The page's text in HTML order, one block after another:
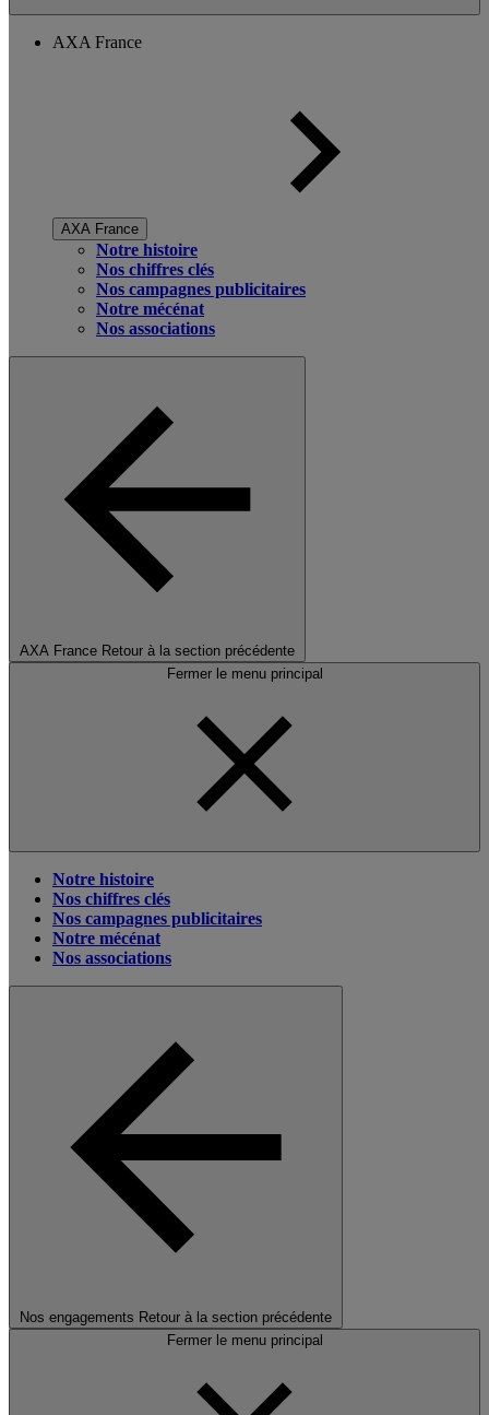
AXA France
AXA France
Notre histoire
Nos chiffres clés
Nos campagnes publicitaires
Notre mécénat
Nos associations
AXA France Retour à la section précédente
Fermer le menu principal
Notre histoire
Nos chiffres clés
Nos campagnes publicitaires
Notre mécénat
Nos associations
Nos engagements Retour à la section précédente
Fermer le menu principal